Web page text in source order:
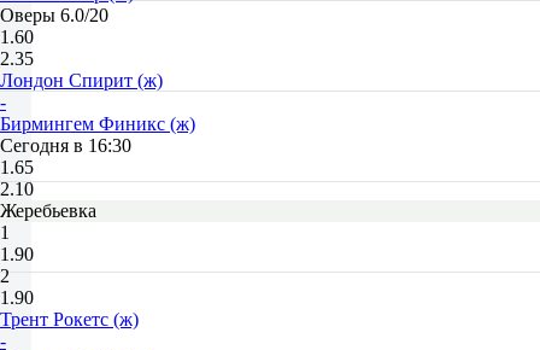
Оверы 6.0/20
1.60
2.35
Лондон Спирит (ж)
-
Бирмингем Финикс (ж)
Сегодня в 16:30
1.65
2.10
Жеребьевка
1
1.90
2
1.90
Трент Рокетс (ж)
-